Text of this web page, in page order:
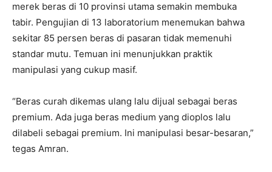
merek beras di 10 provinsi utama semakin membuka
tabir. Pengujian di 13 laboratorium menemukan bahwa
sekitar 85 persen beras di pasaran tidak memenuhi
standar mutu. Temuan ini menunjukkan praktik
manipulasi yang cukup masif.
“Beras curah dikemas ulang lalu dijual sebagai beras
premium. Ada juga beras medium yang dioplos lalu
dilabeli sebagai premium. Ini manipulasi besar-besaran,”
tegas Amran.